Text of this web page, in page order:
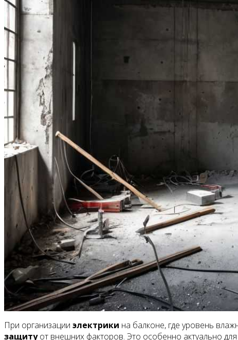
При организации электрики на балконе, где уровень
защитуот внешних факторов. Это особенно актуально